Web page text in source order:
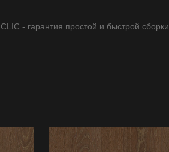
- гарантия простой и быстрой сборки.